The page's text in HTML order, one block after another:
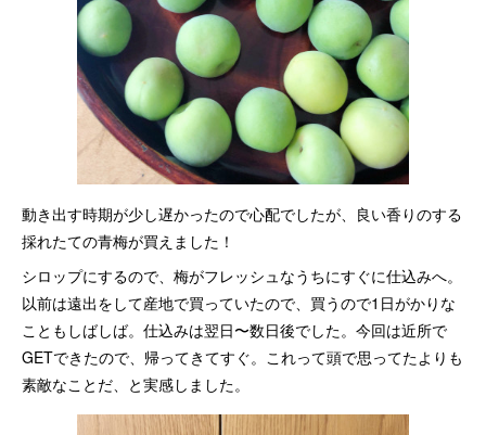
動き出す時期が少し遅かったので心配でしたが、良い香りのする
採れたての青梅が買えました！
シロップにするので、梅がフレッシュなうちにすぐに仕込みへ。
以前は遠出をして産地で買っていたので、買うので1日がかりな
こともしばしば。仕込みは翌日〜数日後でした。今回は近所で
GETできたので、帰ってきてすぐ。これって頭で思ってたよりも
素敵なことだ、と実感しました。